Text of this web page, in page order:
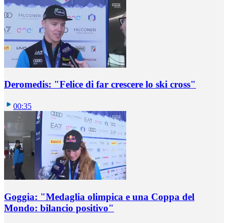
Deromedis: "Felice di far crescere lo ski cross"
00:35
Goggia: "Medaglia olimpica e una Coppa del
Mondo: bilancio positivo"